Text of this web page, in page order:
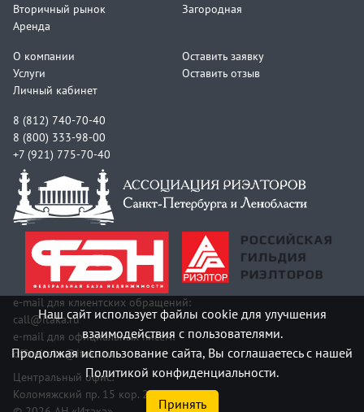
Вторичный рынок
Аренда
Загородная
О компании
Услуги
Личный кабинет
Оставить заявку
Оставить отзыв
8 (812) 740-70-40
8 (800) 333-98-00
+7 (921) 775-70-40
e-mail для клиентских обращений:
call@itaka.ru
e-mail для официальных писем:
officeitaka@itaka.ru
Центральный офис:
Коломяжский пр. 15 кор. 2
Наш сайт использует файлы cookie для улучшения
взаимодействия с пользователями.
Продолжая использование сайта, Вы соглашаетесь с нашей
Политикой конфиденциальности.
Принять